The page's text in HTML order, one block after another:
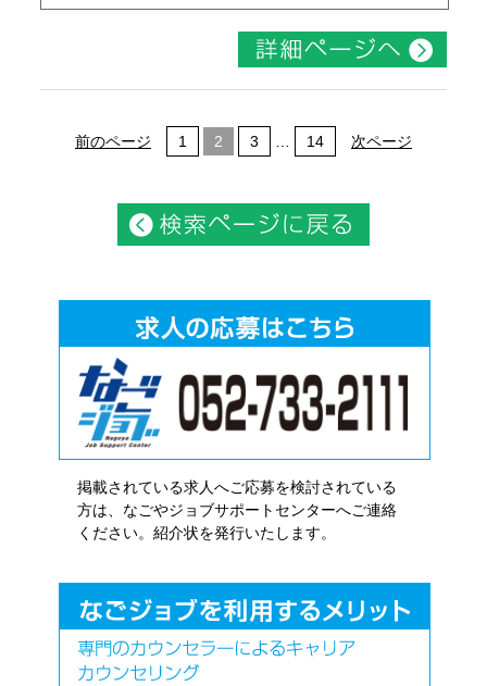
前のページ 1 2 3 14 次ページ
掲載されている求人へご応募を検討されている
方は、なごやジョブサポートセンターへご連絡
ください。紹介状を発行いたします。